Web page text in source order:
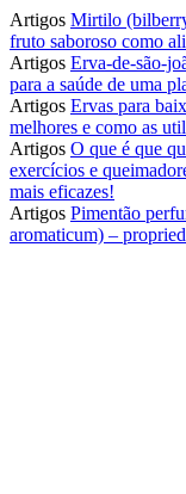
Artigos Mirtilo
fruto saboroso como
Artigos Erva-de-são-
para a saúde de uma
Artigos Ervas para
melhores e como as
Artigos O que é que
exercícios e
mais eficazes!
Artigos Pimentão
aromaticum) –